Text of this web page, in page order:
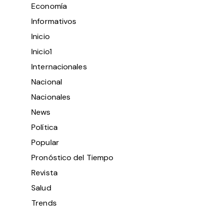
Economía
Informativos
Inicio
Inicio1
Internacionales
Nacional
Nacionales
News
Política
Popular
Pronóstico del Tiempo
Revista
Salud
Trends